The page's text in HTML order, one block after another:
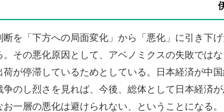
を「下方への局面変化」から「悪化」に引き下
その悪化原因として、アベノミクスの失敗では
が停滞しているためとしている。日本経済が中
のし烈さを見れば、今後、総体として日本経済
一層の悪化は避けられない、ということになる